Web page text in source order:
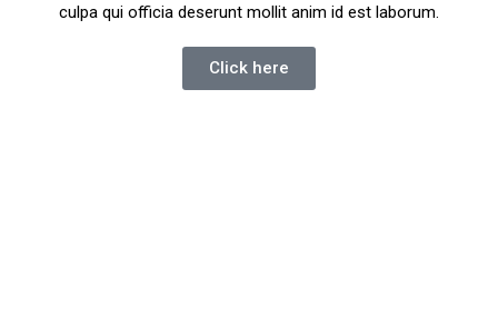
culpa qui officia deserunt mollit anim id est laborum.
Click here